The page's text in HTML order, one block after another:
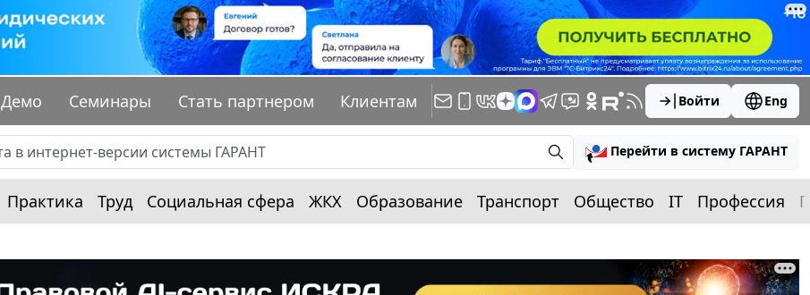
Демо Семинары Стать партнером Клиентам Войти Eng
Перейти в систему ГАРАНТ
Практика Труд Социальная сфера ЖКХ Образование Транспорт Общество IT Профессия